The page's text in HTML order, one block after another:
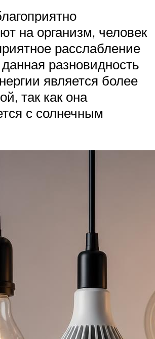
на организм, человек
расслабление
разновидность
является более
так как она
с солнечным